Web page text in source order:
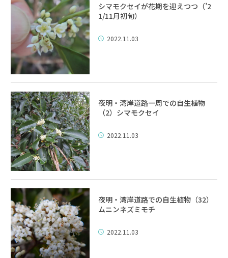
シマモクセイが花期を迎えつつ（’2
1/11月初旬）
2022.11.03
夜明・湾岸道路一周での自生植物
（2）シマモクセイ
2022.11.03
夜明・湾岸道路での自生植物（32）
ムニンネズミモチ
2022.11.03